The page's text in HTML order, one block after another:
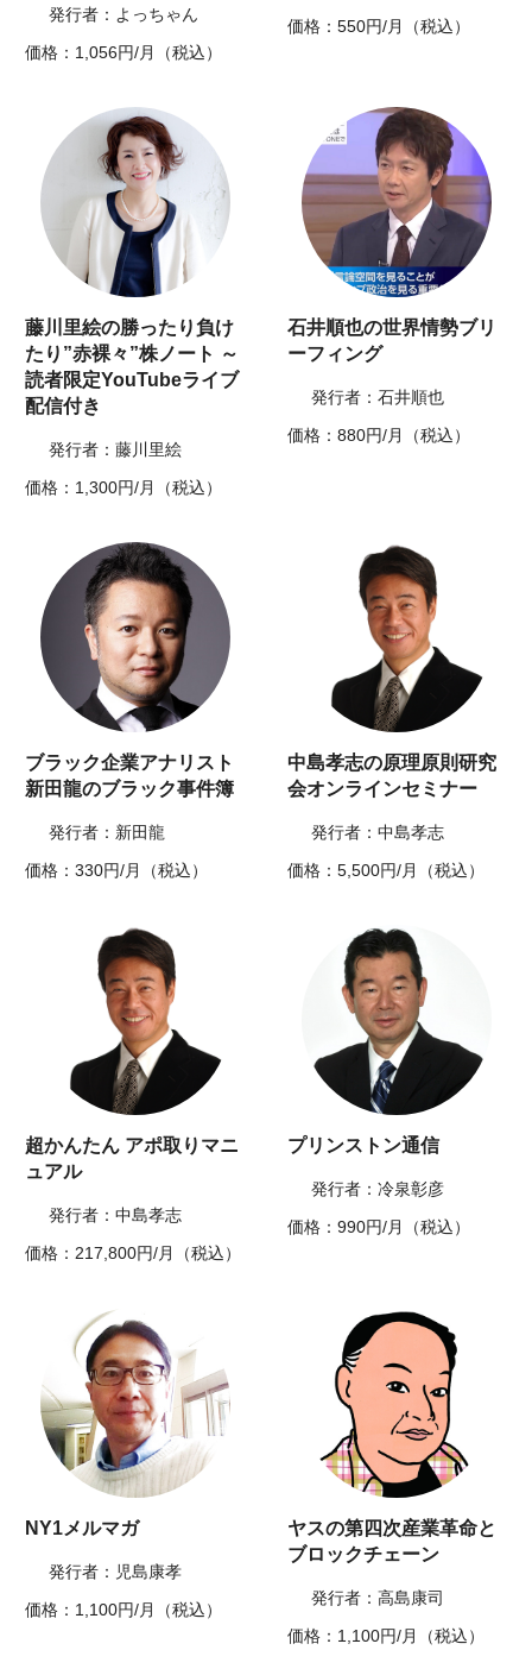
発行者：よっちゃん
価格：1,056円/月（税込）
価格：550円/月（税込）
藤川里絵の勝ったり負け
たり”赤裸々”株ノート ～
読者限定YouTubeライブ
配信付き
発行者：藤川里絵
価格：1,300円/月（税込）
石井順也の世界情勢ブリ
ーフィング
発行者：石井順也
価格：880円/月（税込）
ブラック企業アナリスト
新田龍のブラック事件簿
発行者：新田龍
価格：330円/月（税込）
中島孝志の原理原則研究
会オンラインセミナー
発行者：中島孝志
価格：5,500円/月（税込）
超かんたん アポ取りマニ
ュアル
発行者：中島孝志
価格：217,800円/月（税込）
プリンストン通信
発行者：冷泉彰彦
価格：990円/月（税込）
NY1メルマガ
発行者：児島康孝
価格：1,100円/月（税込）
ヤスの第四次産業革命と
ブロックチェーン
発行者：高島康司
価格：1,100円/月（税込）